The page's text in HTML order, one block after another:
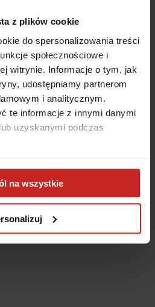
z plików cookie
do spersonalizowania treści
społecznościowe i
witrynie. Informacje o tym, jak
udostępniamy partnerom
i analitycznym.
te informacje z innymi danymi
uzyskanymi podczas
na wszystkie
for more information)